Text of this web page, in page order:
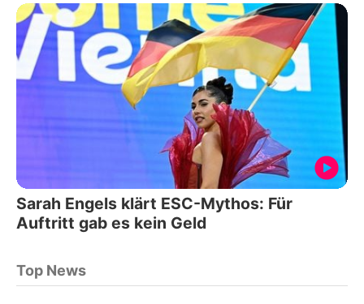
Sarah Engels klärt ESC-Mythos: Für
Auftritt gab es kein Geld
Top News